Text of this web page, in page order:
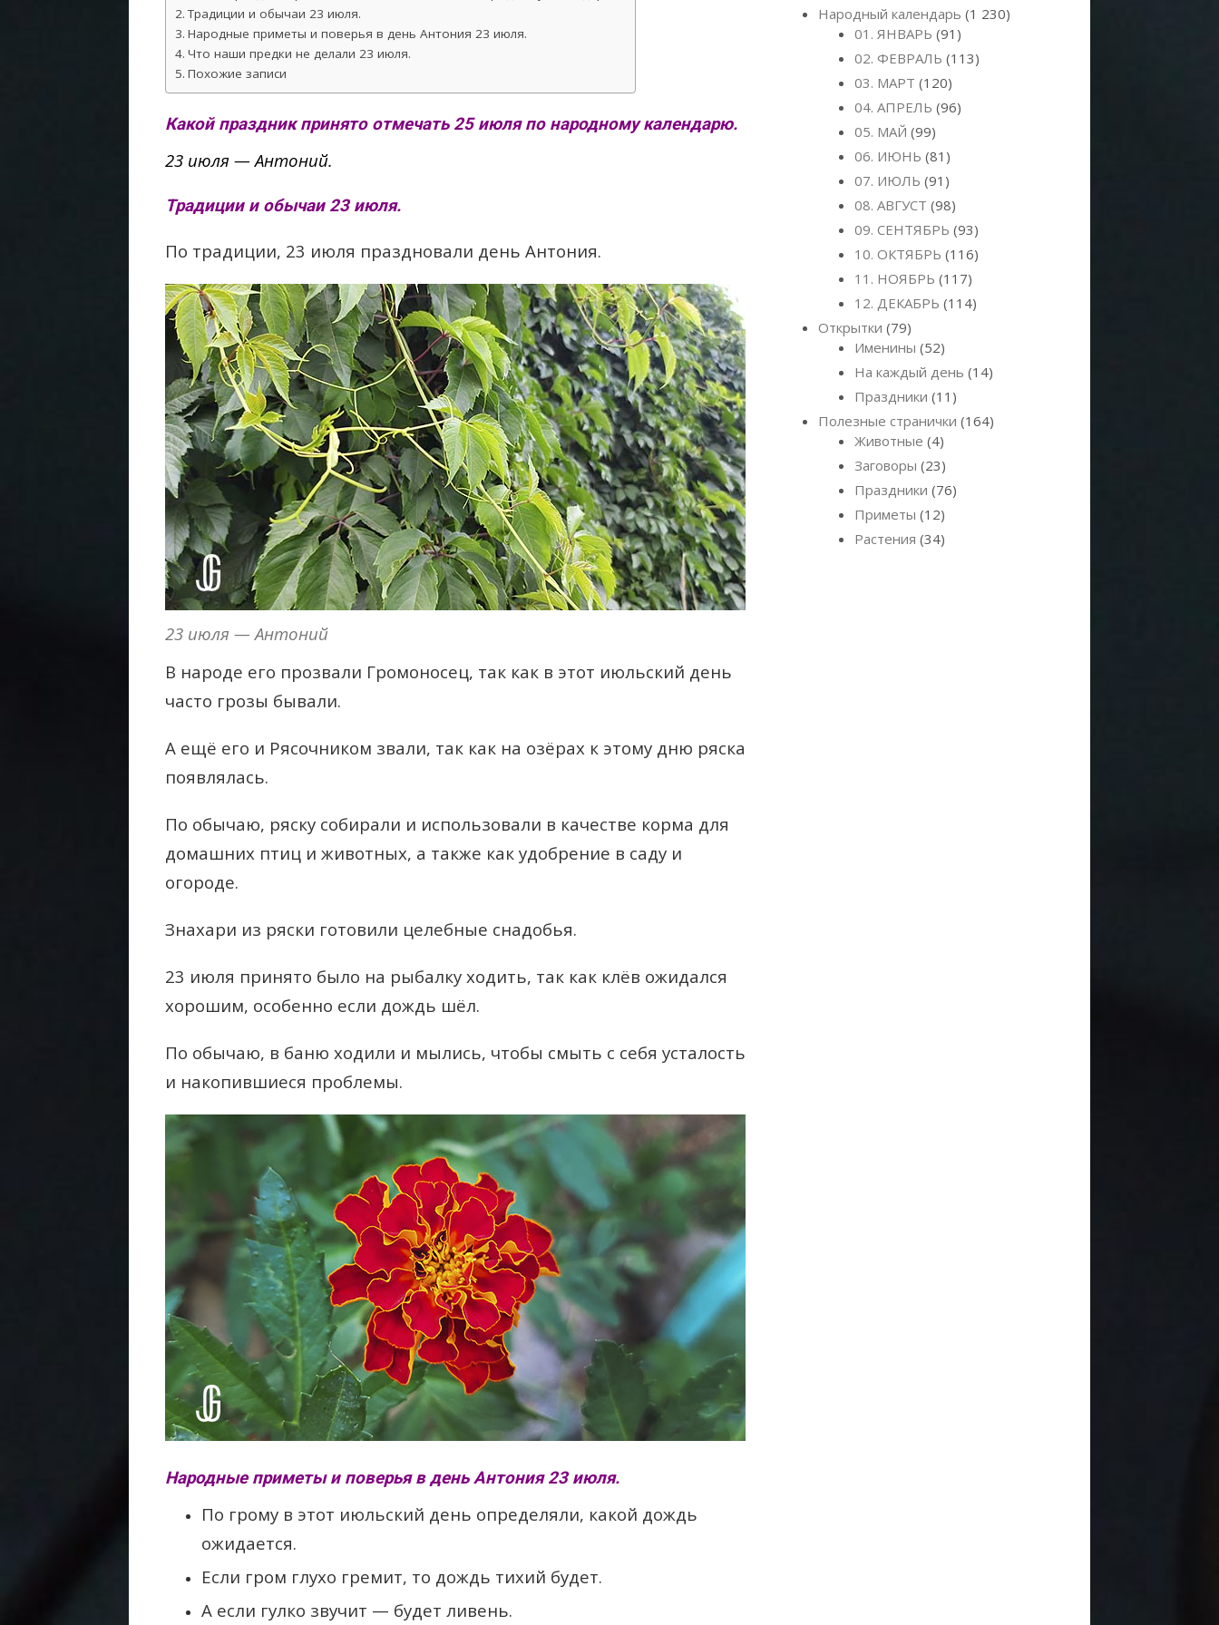
Традиции и обычаи 23 июля.
Народные приметы и поверья в день Антония 23 июля.
Что наши предки не делали 23 июля.
Похожие записи
Какой праздник принято отмечать 25 июля по народному календарю.
23 июля — Антоний.
Традиции и обычаи 23 июля.
По традиции, 23 июля праздновали день Антония.
23 июля — Антоний
В народе его прозвали Громоносец, так как в этот июльский день
часто грозы бывали.
А ещё его и Рясочником звали, так как на озёрах к этому дню ряска
появлялась.
По обычаю, ряску собирали и использовали в качестве корма для
домашних птиц и животных, а также как удобрение в саду и
огороде.
Знахари из ряски готовили целебные снадобья.
23 июля принято было на рыбалку ходить, так как клёв ожидался
хорошим, особенно если дождь шёл.
По обычаю, в баню ходили и мылись, чтобы смыть с себя усталость
и накопившиеся проблемы.
Народные приметы и поверья в день Антония 23 июля.
По грому в этот июльский день определяли, какой дождь
ожидается.
Если гром глухо гремит, то дождь тихий будет.
А если гулко звучит — будет ливень.
Народный календарь (1 230)
01. ЯНВАРЬ (91)
02. ФЕВРАЛЬ (113)
03. МАРТ (120)
04. АПРЕЛЬ (96)
05. МАЙ (99)
06. ИЮНЬ (81)
07. ИЮЛЬ (91)
08. АВГУСТ (98)
09. СЕНТЯБРЬ (93)
10. ОКТЯБРЬ (116)
11. НОЯБРЬ (117)
12. ДЕКАБРЬ (114)
Открытки (79)
Именины (52)
На каждый день (14)
Праздники (11)
Полезные странички (164)
Животные (4)
Заговоры (23)
Праздники (76)
Приметы (12)
Растения (34)